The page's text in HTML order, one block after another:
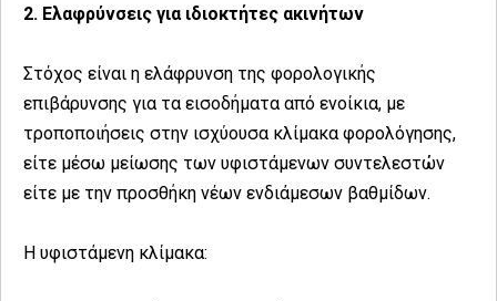
2. Ελαφρύνσεις για ιδιοκτήτες ακινήτων
Στόχος είναι η ελάφρυνση της φορολογικής
επιβάρυνσης για τα εισοδήματα από ενοίκια, με
τροποποιήσεις στην ισχύουσα κλίμακα φορολόγησης,
είτε μέσω μείωσης των υφιστάμενων συντελεστών
είτε με την προσθήκη νέων ενδιάμεσων βαθμίδων.
Η υφιστάμενη κλίμακα: